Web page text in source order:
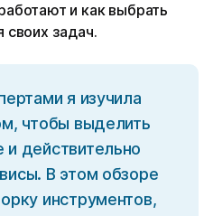
и как выбрать
своих задач.
я изучила
чтобы выделить
действительно
В этом обзоре
инструментов,